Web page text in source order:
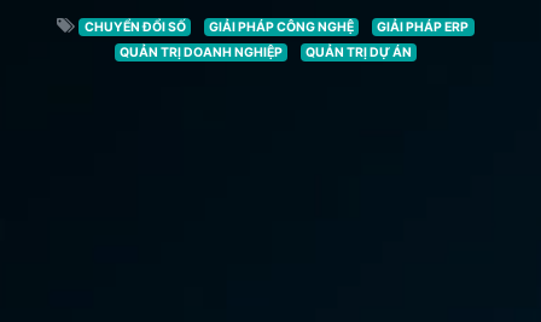
CHUYỂN ĐỔI SỐ GIẢI PHÁP CÔNG NGHỆ
GIẢI PHÁP ERP
QUẢN TRỊ DOANH NGHIỆP
QUẢN TRỊ DỰ ÁN